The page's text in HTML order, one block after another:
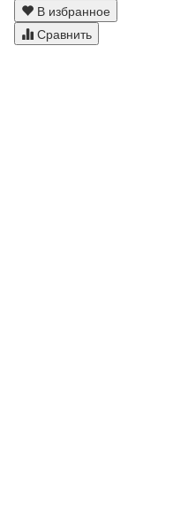
В избранное
Сравнить